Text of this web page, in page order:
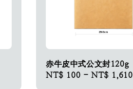
赤牛皮中式公文封120g
Regular
NT$ 100 -NT$ 1,610